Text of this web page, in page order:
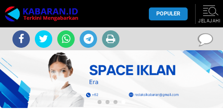
POPULER
JELAJAHI